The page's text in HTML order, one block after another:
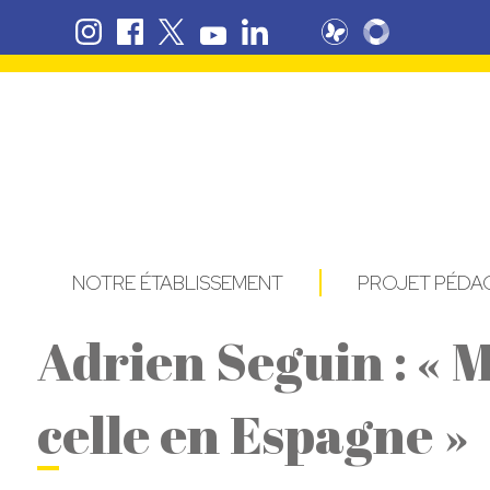
NOTRE ÉTABLISSEMENT PROJET
Adrien Seguin : «
celle en Espagne »